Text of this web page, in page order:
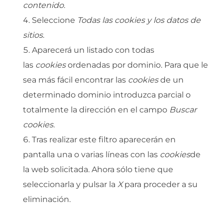
contenido.
Seleccione Todas las cookies y los datos de
sitios.
Aparecerá un listado con todas
las cookiesordenadas por dominio. Para que le
sea más fácil encontrar las cookiesde un
determinado dominio introduzca parcial o
totalmente la dirección en el campo Buscar
cookies.
Tras realizar este filtro aparecerán en
pantalla una o varias líneas con las cookiesde
la web solicitada. Ahora sólo tiene que
seleccionarla y pulsar la Xpara proceder a su
eliminación.